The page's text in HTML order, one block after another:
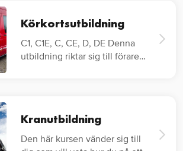
Körkortsutbildning
C1, C1E, C, CE, D, DE Denna
utbildning riktar sig till förare
Kranutbildning
Den här kursen vänder sig till